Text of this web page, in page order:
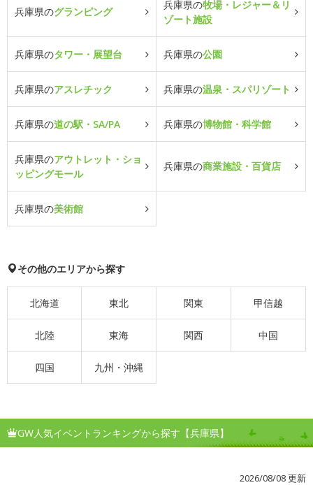
兵庫県のグランピング
兵庫県の牧場・レジャー＆リ
ゾート施設
兵庫県のタワー・展望台 兵庫県の公園
兵庫県のアスレチック 兵庫県の温泉・スパリゾート
兵庫県の道の駅・SA/PA 兵庫県の博物館・科学館
兵庫県のアウトレット・ショ
ッピングモール
兵庫県の商業施設・百貨店
兵庫県の美術館
その他のエリアから探す
北海道 東北 関東 甲信越
北陸 東海 関西 中国
四国 九州・沖縄
GW人気イベントランキングから探す【兵庫県】
2026/08/08 更新